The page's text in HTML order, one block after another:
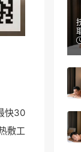
快30
敷工